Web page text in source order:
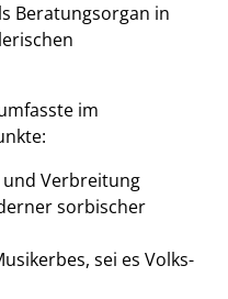
Beratungsorgan in
im
Verbreitung
sorbischer
sei es Volks-